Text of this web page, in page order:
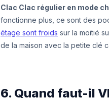
Clac Clac régulier en mode
fonctionne plus, ce sont des
étage sont froids sur la moitié
de la maison avec la petite clé
6. Quand faut-il